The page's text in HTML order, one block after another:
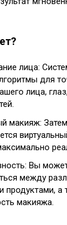
лица:
для
лица,
макияж:
Вы
между
продуктами, а
макияжа.